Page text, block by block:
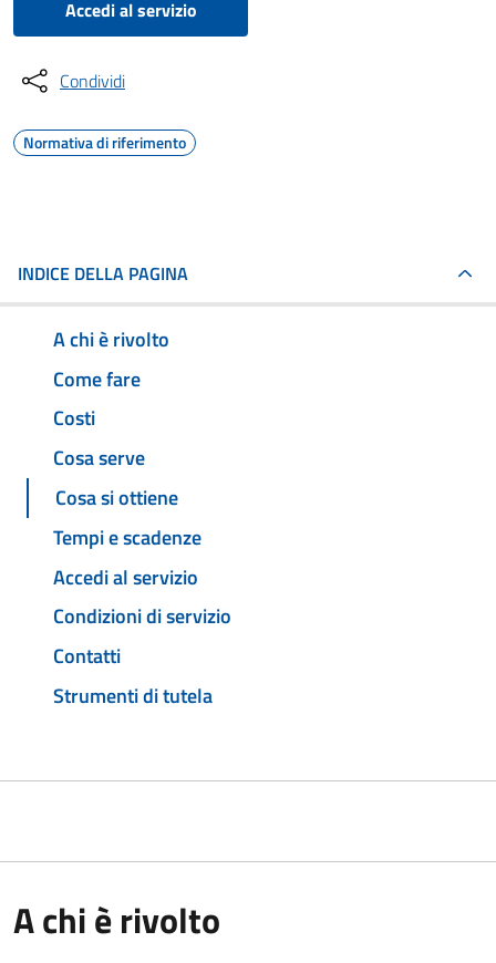
Accedi al servizio
Condividi
Normativa di riferimento
INDICE DELLA PAGINA
A chi è rivolto
Come fare
Costi
Cosa serve
Cosa si ottiene
Tempi e scadenze
Accedi al servizio
Condizioni di servizio
Contatti
Strumenti di tutela
A chi è rivolto